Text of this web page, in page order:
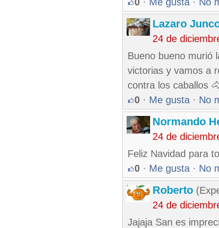
Lazaro
24 de
Bueno bueno murió
victorias y vamos a
contra los caballos
0 · Me gusta · No
Normando
24 de
Feliz Navidad para
0 · Me gusta · No
Roberto
24 de
Jajaja San es